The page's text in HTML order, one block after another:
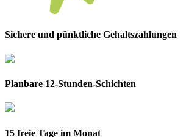
Sichere und pünktliche Gehaltszahlungen
Planbare 12-Stunden-Schichten
15 freie Tage im Monat